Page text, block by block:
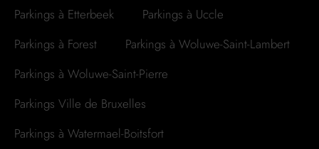
Parkings à Etterbeek
Parkings à Uccle
Parkings à Forest
Parkings à Woluwe-Saint-Lambert
Parkings à Woluwe-Saint-Pierre
Parkings Ville de Bruxelles
Parkings à Watermael-Boitsfort